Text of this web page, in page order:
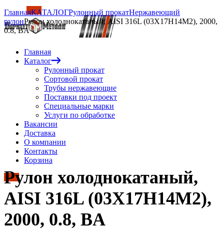
Главная
Каталог
Рулонный прокат
Сортовой прокат
Трубы нержавеющие
Поставки под проект
Специальные марки
Услуги по обработке
Вакансии
Доставка
О компании
Контакты
Корзина
ГлавнаяКАТАЛОГРулонный прокатНержавеющий
рулонРулон холоднокатаный, AISI 316L (03Х17Н14М2), 2000,
0.8, BA
Рулон холоднокатаный,
AISI 316L (03Х17Н14М2),
2000, 0.8, BA